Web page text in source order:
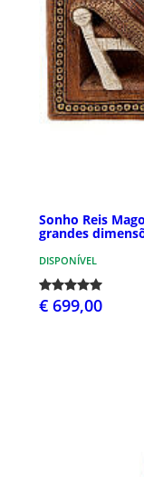
Sonho Reis
grandes
DISPONÍVEL
€ 699,00